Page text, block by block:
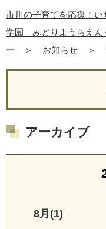
市川の子育てを応援！
学園 みどりようちえん
ー
＞ お知らせ ＞
アーカイブ
8月(1)